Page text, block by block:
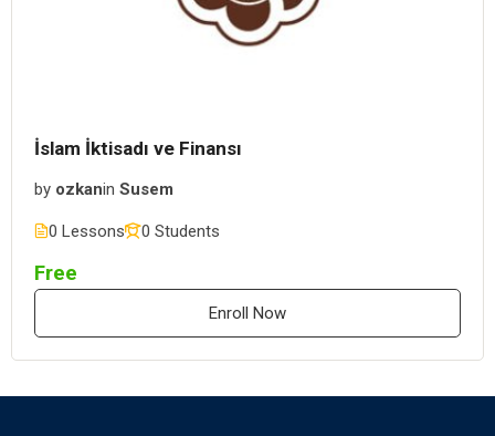
İslam İktisadı ve Finansı
by ozkanin Susem
0 Lessons 0 Students
Free
Enroll Now